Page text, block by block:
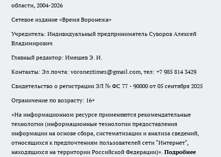
области, 2004-2026
Сетевое издание «Время Воронежа»
Учредитель: Индивидуальный предприниматель Суворов Алексей
Владимирович
Главный редактор: Имешев Э. И.
Контакты: Эл.почта: voroneztimes@gmail.com, тел: +7 985 814 3429
Свидетельство о регистрации ЭЛ № ФС 77 - 90000 от 05 сентября 2025
Ограничение по возрасту: 16+
«На информационном ресурсе применяются рекомендательные
технологии (информационные технологии предоставления
информации на основе сбора, систематизации и анализа сведений,
относящихся к предпочтениям пользователей сети "Интернет",
находящихся на территории Российской Федерации)». Подробнее